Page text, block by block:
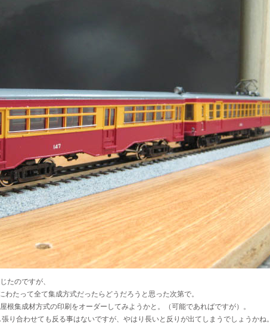
たのですが、
わたって全て集成方式だったらどうだろうと思った次第で。
根集成材方式の印刷をオーダーしてみようかと。（可能であればですが）。
り合わせても反る事はないですが、やはり長いと反りが出てしまうでしょうかね。